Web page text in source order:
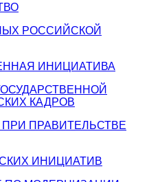
РОССИЙСКОЙ
ИНИЦИАТИВА
КАДРОВ
ПРАВИТЕЛЬСТВЕ
ИНИЦИАТИВ